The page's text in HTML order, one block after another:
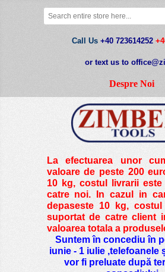
Call Us +40 723614252
or text us to
Despre Noi
La efectuarea unor
valoare de peste200
10 kg, costul livrarii
catre noi. In cazul in
depaseste 10 kg,
suportat de catre client
valoarea totala a
Suntem în concediu în
iunie - 1 iulie ,telefoanele
vor fi preluate după